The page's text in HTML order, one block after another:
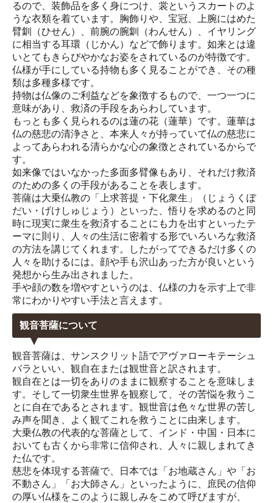
るので、装飾品を多く身につけ、裳というスカートのよ
うな衣類を着ています。胸飾りや、宝冠、上腕にはめた
臂釧（ひせん）、前腕の腕釧（わんせん）、イヤリング
に相当する耳環（じかん）などで飾ります。如来とは違
いとてもきらびやかなお姿をされているのが特徴です。
仏様が手にしている持物も多く見ることができ、その種
類は多種多様です。
持物は仏像のご利益などを象徴するもので、一つ一つに
意味があり、救済の手段をあらわしています。
もっとも多く見られるのは蓮の花（蓮華）です。蓮華は
仏の慈悲の清浄さと、本来人々が持っていて仏の慈悲に
よってあらわれる清らかな心の象徴とされているからで
す。
如来像ではいなかった多面多臂像もあり、それだけ救済
のための多くの手段があることを表します。
菩薩は大乗仏教の「上求菩提・下化衆生」（じょうくぼ
だい・げけしゅじょう）といった、悟りを求めるのと同
時に現実に衆生を救済することにも力を出すといったテ
ーマに則り、人々の生活に密着する形でいろいろな救済
の方法を講じてくれます。したがってできるだけ多くの
人々を助けるには。顔や手も沢山あった方が良いという
発想から生み出されました。
手や顔の数を増やすというのは、仏様の力を示す上で非
常にわかりやすい手法と言えます。
観音菩薩について
観音菩薩は、サンスクリット語でアヴァローキテーシュ
バラといい、観自在または観世音と訳されます。
観自在とは一切をありのままに観察することを意味しま
す。そして一切衆生世界を観察して、その苦悩を救うこ
とに自在であるとされます。観世音は色々な世界の苦し
み声を聞き、よく観てこれを救うことに由来します。
大乗仏教の代表的な菩薩として、インド・中国・日本に
おいても古くから非常に信仰され、人々に親しまれてき
た仏です。
慈悲を体現する菩薩で、日本では「お地蔵さん」や「お
不動さん」「お大師さん」といったように、庶民の信仰
の厚い仏様をこのように親しみをこめて呼びますが、